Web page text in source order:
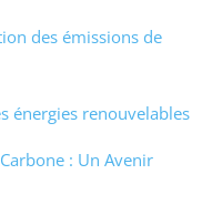
des émissions de
énergies renouvelables
: Un Avenir